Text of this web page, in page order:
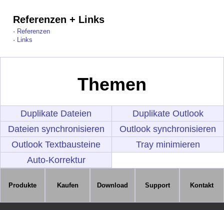
Referenzen + Links
· Referenzen
· Links
Themen
Duplikate Dateien
Duplikate Outlook
Dateien synchronisieren
Outlook synchronisieren
Outlook Textbausteine
Tray minimieren
Auto-Korrektur
Produkte Kaufen Download Support Kontakt